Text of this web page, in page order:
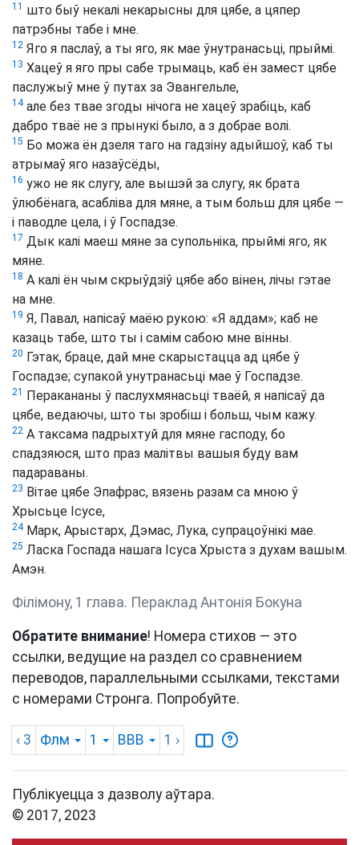
11 што быў некалі некарысны для цябе, а цяпер
патрэбны табе і мне.
12 Яго я паслаў, а ты яго, як мае ўнутранасьці, прыймі.
13 Хацеў я яго пры сабе трымаць, каб ён замест цябе
паслужыў мне ў путах за Эвангельле,
14але без твае згоды нічога не хацеў зрабіць, каб
дабро тваё не з прынукі было, а з добрае волі.
15 Бо можа ён дзеля таго на гадзіну адыйшоў, каб ты
атрымаў яго назаўсёды,
16 ужо не як слугу, але вышэй за слугу, як брата
ўлюбёнага, асабліва для мяне, а тым больш для цябе —
і паводле цела, і ў Госпадзе.
17 Дык калі маеш мяне за супольніка, прыймі яго, як
мяне.
18 А калі ён чым скрыўдзіў цябе або вінен, лічы гэтае
на мне.
19 Я, Павал, напісаў маёю рукою: «Я аддам»; каб не
казаць табе, што ты і самім сабою мне вінны.
20 Гэтак, браце, дай мне скарыстацца ад цябе ў
Госпадзе; супакой унутранасьці мае ў Госпадзе.
21
Перакананы ў паслухмянасьці тваёй, я напісаў да
цябе, ведаючы, што ты зробіш і больш, чым кажу.
22 А таксама падрыхтуй для мяне гасподу, бо
спадзяюся, што праз малітвы вашыя буду вам
падараваны.
23 Вітае цябе Эпафрас, вязень разам са мною ў
Хрысьце Ісусе,
24Марк, Арыстарх, Дэмас, Лука, супрацоўнікі мае.
25 Ласка Госпада нашага Ісуса Хрыста з духам вашым.
Амэн.
Філімону, 1 глава. Пераклад Антонія Бокуна
Обратите внимание! Номера стихов — это
ссылки, ведущие на раздел со сравнением
переводов, параллельными ссылками, текстами
с номерами Стронга. Попробуйте.
‹ 3 Флм 1 BBB 1 ›
Публікуецца з дазволу аўтара.
© 2017, 2023